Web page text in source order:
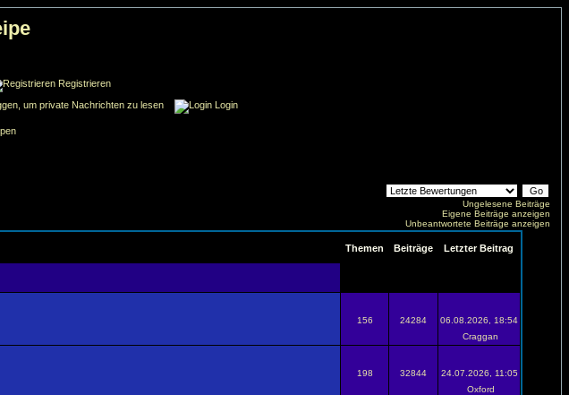
Registrieren
um private Nachrichten zu lesen Login
Ungelesene Beiträge
Eigene Beiträge anzeigen
Unbeantwortete Beiträge anzeigen
Themen Beiträge Letzter Beitrag
156 24284
06.08.2026, 18:54
Craggan
198 32844
24.07.2026, 11:05
Oxford